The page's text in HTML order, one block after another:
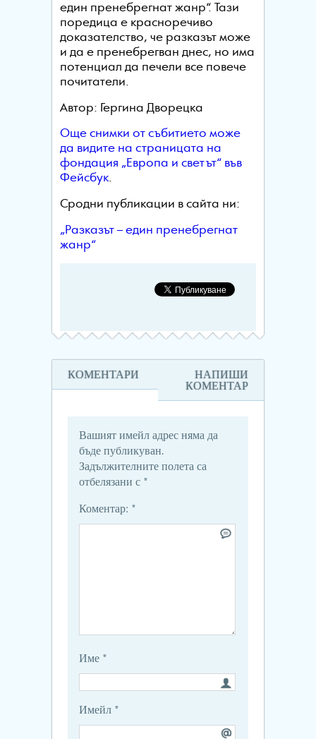
един пренебрегнат жанр“. Тази
поредица е красноречиво
доказателство, че разказът може
и да е пренебрегван днес, но има
потенциал да печели все повече
почитатели.
Автор: Гергина Дворецка
Още снимки от събитието може
да видите на страницата на
фондация „Европа и светът“ във
Фейсбук.
Сродни публикации в сайта ни:
„Разказът – един пренебрегнат
жанр“
КОМЕНТАРИ
НАПИШИ
КОМЕНТАР
Вашият имейл адрес няма да
бъде публикуван.
Задължителните полета са
отбелязани с *
Коментар: *
Име *
Имейл *